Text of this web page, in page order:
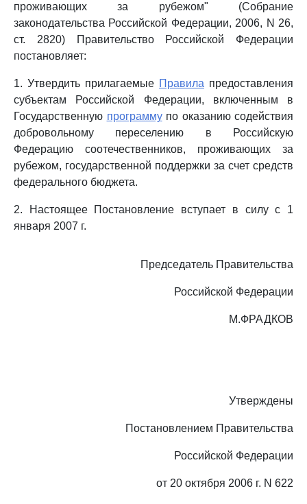
проживающих за рубежом" (Собрание
законодательства Российской Федерации, 2006, N 26,
ст. 2820) Правительство Российской Федерации
постановляет:
1. Утвердить прилагаемые Правила предоставления
субъектам Российской Федерации, включенным в
Государственную программупо оказанию содействия
добровольному переселению в Российскую
Федерацию соотечественников, проживающих за
рубежом, государственной поддержки за счет средств
федерального бюджета.
2. Настоящее Постановление вступает в силу с 1
января 2007 г.
Председатель Правительства
Российской Федерации
М.ФРАДКОВ
Утверждены
Постановлением Правительства
Российской Федерации
от 20 октября 2006 г. N 622